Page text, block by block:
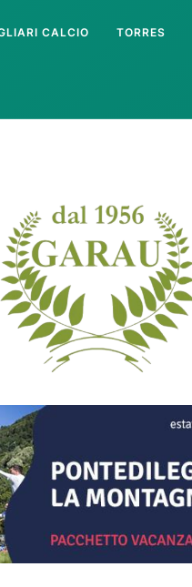
CALCIO TORRES